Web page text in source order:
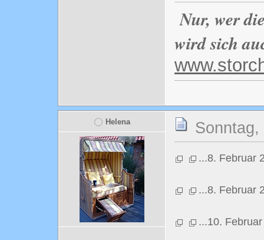
Nur, wer
wird sich
Helena
...8. Februar
...8. Februar
...10.